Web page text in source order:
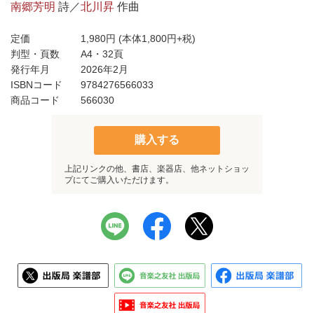
南郷芳明 詩／北川昇 作曲
定価 1,980円 (本体1,800円+税)
判型・頁数
A4・32頁
発行年月
2026年2月
ISBNコード
9784276566033
商品コード
566030
購入する
上記リンクの他、書店、楽器店、他ネットショッ
プにてご購入いただけます。